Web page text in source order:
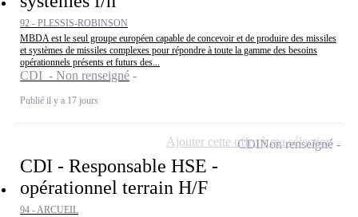
92 - PLESSIS-ROBINSON
MBDA est le seul groupe européen capable de concevoir et de produire des missiles
et systèmes de missiles complexes pour répondre à toute la gamme des besoins
opérationnels présents et futurs des...
CDI - Non renseigné
Publié il y a 17 jours
CDI - Responsable HSE -
opérationnel terrain H/F
94 - ARCUEIL
CDINon renseigné
Ajouter cette offre à ma sélection